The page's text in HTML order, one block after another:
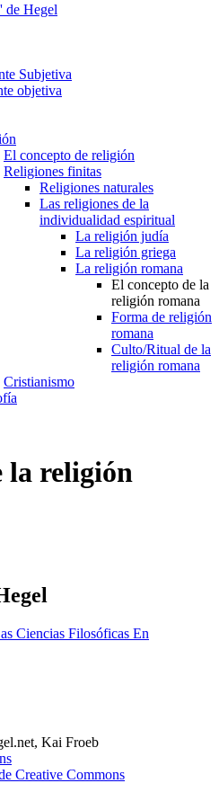
de Hegel
Subjetiva
objetiva
El concepto de religión
Religiones finitas
Religiones naturales
Las religiones de la
individualidad espiritual
La religión judía
La religión griega
La religión romana
El concepto de la
religión romana
Forma de religión
romana
Culto/Ritual de la
religión romana
Cristianismo
la religión
Ciencias Filosóficas En
Kai Froeb
Creative Commons